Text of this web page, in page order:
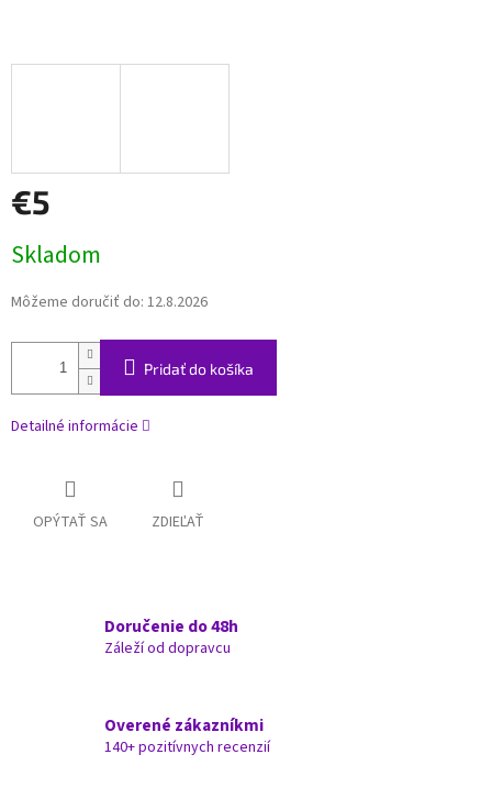
€5
cena:
Skladom
Môžeme doručiť do: 12.8.2026
Pridať do košíka
Detailné informácie
OPÝTAŤ SA ZDIEĽAŤ
Doručenie do 48h
Záleží od dopravcu
Overené zákazníkmi
140+ pozitívnych recenzií